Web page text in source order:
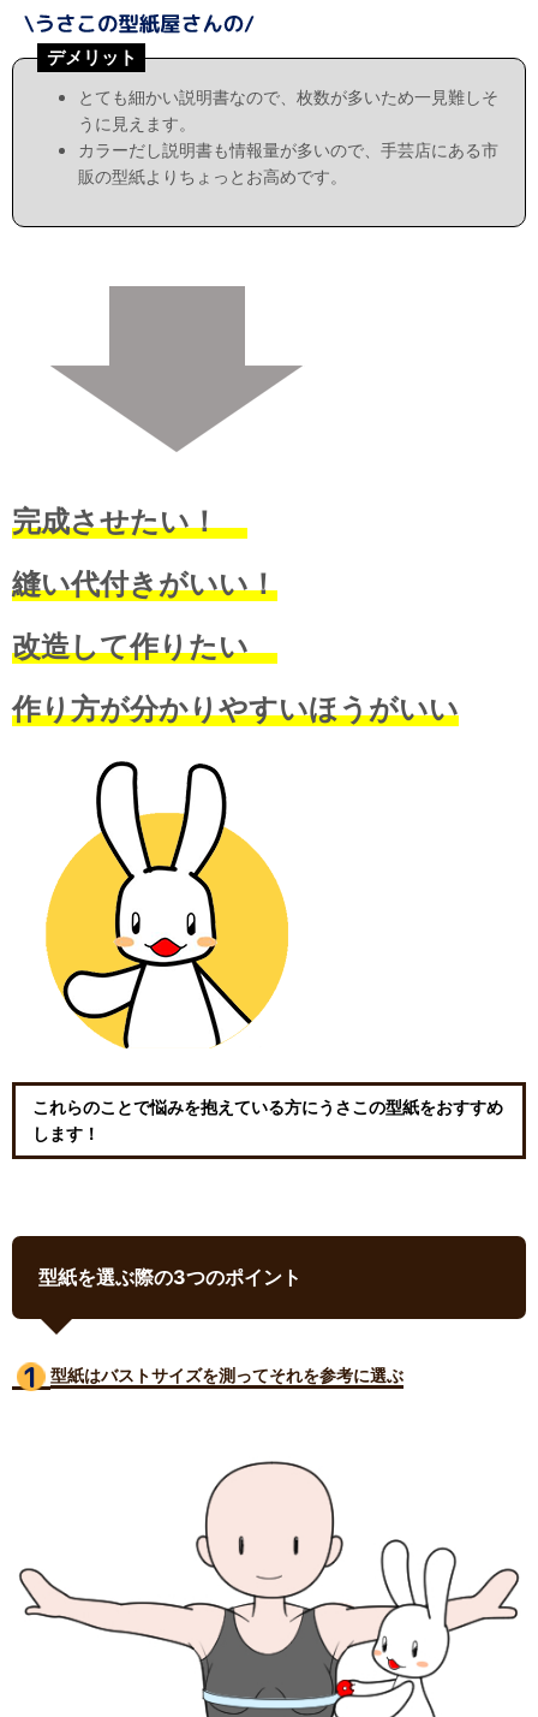
デメリット
とても細かい説明書なので、枚数が多いため一見難しそ
うに見えます。
カラーだし説明書も情報量が多いので、手芸店にある市
販の型紙よりちょっとお高めです。
完成させたい！
縫い代付きがいい！
改造して作りたい
作り方が分かりやすいほうがいい
これらのことで悩みを抱えている方にうさこの型紙をおすすめ
します！
型紙を選ぶ際の3つのポイント
型紙はバストサイズを測ってそれを参考に選ぶ